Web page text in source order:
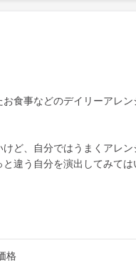
食事などのデイリーアレン
ど、自分ではうまくアレン
違う自分を演出してみては
格